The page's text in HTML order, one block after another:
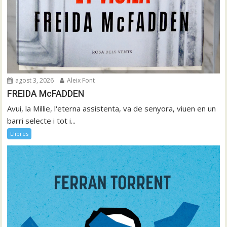
agost 3, 2026 Aleix Font
FREIDA McFADDEN
Avui, la Millie, l'eterna assistenta, va de senyora, viuen en un
barri selecte i tot i...
Llibres